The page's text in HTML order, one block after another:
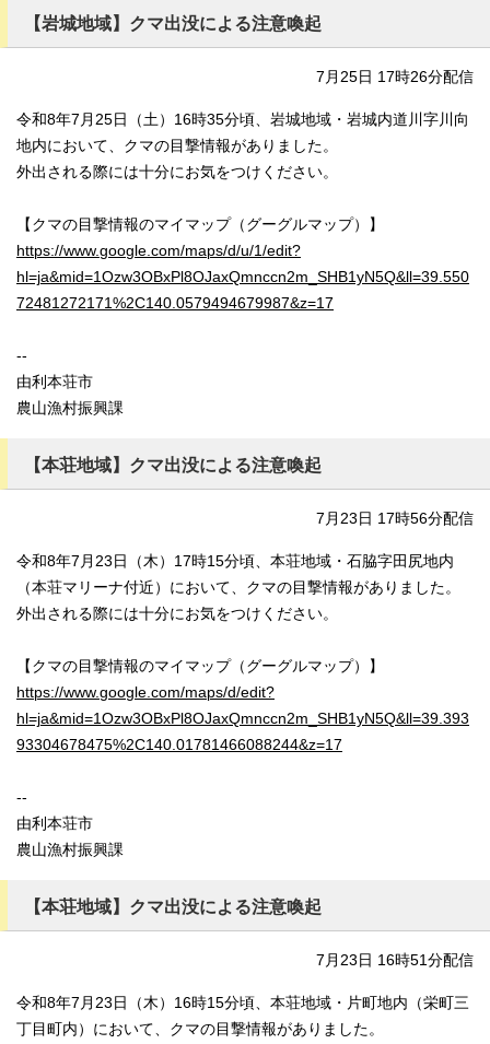
【岩城地域】クマ出没による注意喚起
7月25日 17時26分配信
令和8年7月25日（土）16時35分頃、岩城地域・岩城内道川字川向
地内において、クマの目撃情報がありました。
外出される際には十分にお気をつけください。
【クマの目撃情報のマイマップ（グーグルマップ）】
https://www.google.com/maps/d/u/1/edit?
hl=ja&mid=1Ozw3OBxPl8OJaxQmnccn2m_SHB1yN5Q&ll=39.550
72481272171%2C140.0579494679987&z=17
--
由利本荘市
農山漁村振興課
【本荘地域】クマ出没による注意喚起
7月23日 17時56分配信
令和8年7月23日（木）17時15分頃、本荘地域・石脇字田尻地内
（本荘マリーナ付近）において、クマの目撃情報がありました。
外出される際には十分にお気をつけください。
【クマの目撃情報のマイマップ（グーグルマップ）】
https://www.google.com/maps/d/edit?
hl=ja&mid=1Ozw3OBxPl8OJaxQmnccn2m_SHB1yN5Q&ll=39.393
93304678475%2C140.01781466088244&z=17
--
由利本荘市
農山漁村振興課
【本荘地域】クマ出没による注意喚起
7月23日 16時51分配信
令和8年7月23日（木）16時15分頃、本荘地域・片町地内（栄町三
丁目町内）において、クマの目撃情報がありました。